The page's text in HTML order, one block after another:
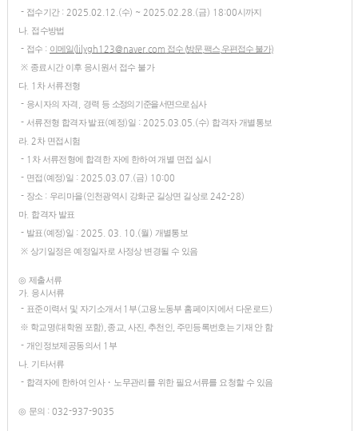
- 접수기간 : 2025.02.12.(수) ~ 2025.02.28.(금) 18:00시까지
나. 접수방법
- 접수 : 이메일(lilygh123@naver.com 접수 (방문 팩스 우편접수 불가)
※ 종료시간 이후 응시원서 접수 불가
다. 1 차 서류전형
- 응시자의 자격 경력 등 소정의 기준을 서면으로 심사
- 서류전형 합격자 발표(예정)일 : 2025.03.05.(수) 합격자 개별통보
라. 2차 면접시험
- 1 차 서류전형에 합격한 자에 한하여 개별 면접 실시
- 면접 (예정)일 : 2025.03.07.(금) 10:00
- 장소 : 우리마을(인천광역시 강화군 길상면 길상로 242-28)
마. 합격자 발표
- 발표(예정)일 : 2025. 03. 10.(월) 개별통보
※ 상기일정은 예정일자로 사정상 변경될 수 있음
◎ 제출서류
가. 응시서류
- 표준이력서 및 자기소개서 1 부(고용노동부 홈페이지에서 다운로드)
※ 학교명(대학원 포함), 종교 사진 추천인, 주민등록번호는 기재 안 함
- 개인정보제공동의서 1 부
나. 기타서류
- 합격자에 한하여 인사・ 노무관리를 위한 필요서류를 요청할 수 있음
◎ 문의 : 032-937-9035